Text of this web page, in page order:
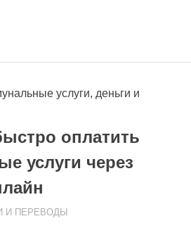
оплатить
услуги через
И ПЕРЕВОДЫ